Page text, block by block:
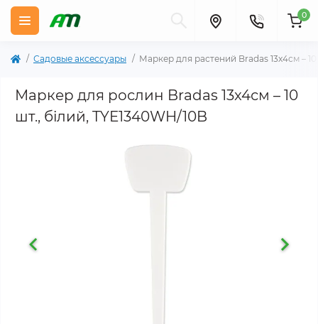
0
Садовые аксессуары Маркер для растений Bradas 13x4см –
Маркер для рослин Bradas 13x4см – 10
шт., білий, TYE1340WH/10B